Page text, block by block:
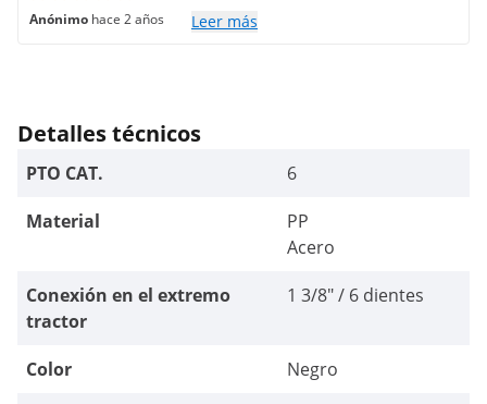
Anónimo hace 2 años
Leer más
Detalles técnicos
PTO CAT.
6
Material
PP
Acero
Conexión en el extremo
tractor
1 3/8" / 6 dientes
Color
Negro